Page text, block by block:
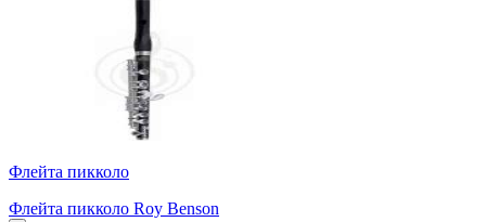
Флейта пикколо
Флейта пикколо Roy Benson